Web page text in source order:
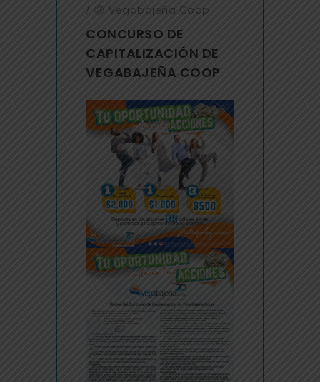
/ Vegabajeña Coop
CONCURSO DE
CAPITALIZACIÓN DE
VEGABAJEÑA COOP